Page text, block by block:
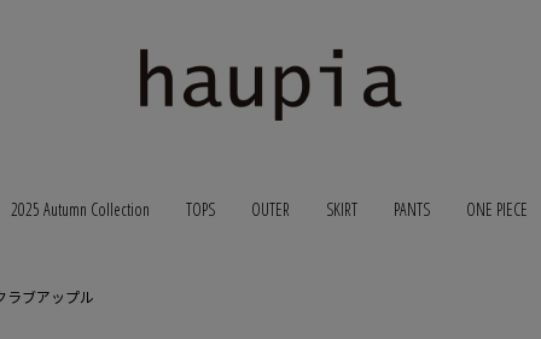
2025 Autumn Collection TOPS OUTER SKIRT PANTS ONE PIECE
ラブアップル